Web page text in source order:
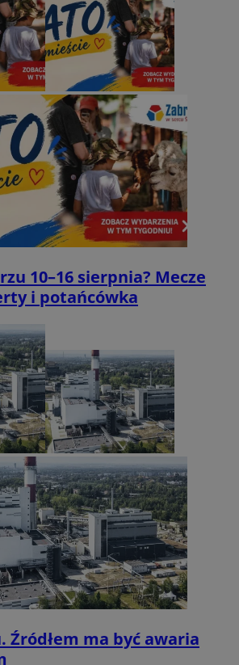
10–16 sierpnia? Mecze
i potańcówka
Źródłem ma być awaria